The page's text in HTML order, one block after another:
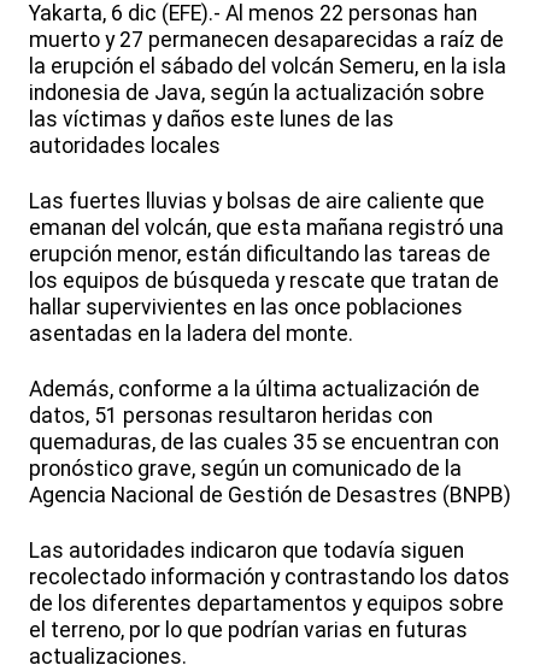
Yakarta, 6 dic (EFE).- Al menos 22 personas han
muerto y 27 permanecen desaparecidas a raíz de
la erupción el sábado del volcán Semeru, en la isla
indonesia de Java, según la actualización sobre
las víctimas y daños este lunes de las
autoridades locales
Las fuertes lluvias y bolsas de aire caliente que
emanan del volcán, que esta mañana registró una
erupción menor, están dificultando las tareas de
los equipos de búsqueda y rescate que tratan de
hallar supervivientes en las once poblaciones
asentadas en la ladera del monte.
Además, conforme a la última actualización de
datos, 51 personas resultaron heridas con
quemaduras, de las cuales 35 se encuentran con
pronóstico grave, según un comunicado de la
Agencia Nacional de Gestión de Desastres (BNPB)
Las autoridades indicaron que todavía siguen
recolectado información y contrastando los datos
de los diferentes departamentos y equipos sobre
el terreno, por lo que podrían varias en futuras
actualizaciones.